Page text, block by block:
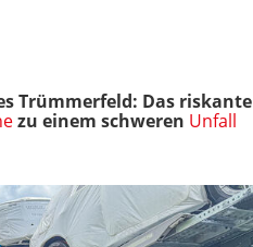
Trümmerfeld: Das riskante
zu einem schweren Unfall